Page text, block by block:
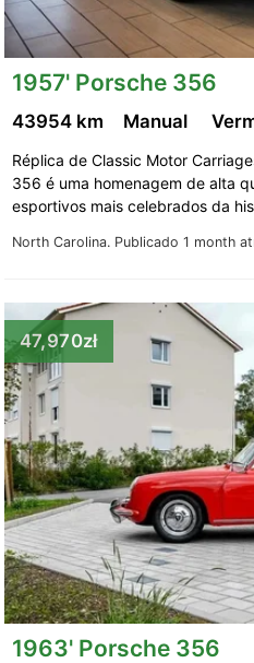
1957' Porsche 356
North Carolina. Publicado 1 month
43954 km Manual
Réplica de Classic Motor
356 é uma homenagem de alta
esportivos mais celebrados da
47,970zł
1963' Porsche 356